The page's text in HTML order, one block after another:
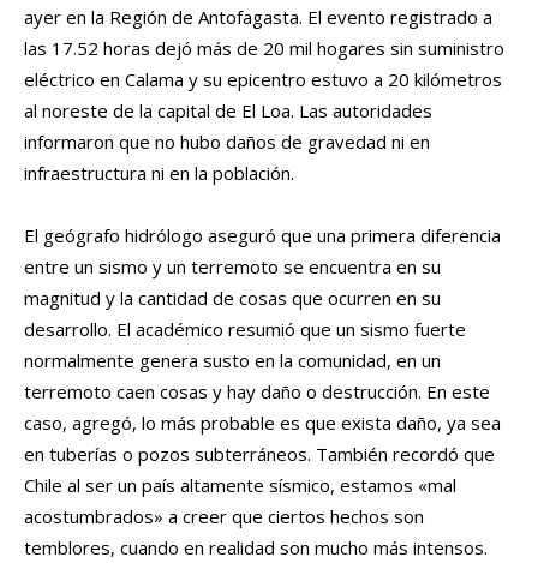
ayer en la Región de Antofagasta. El evento registrado a
las 17.52 horas dejó más de 20 mil hogares sin suministro
eléctrico en Calama y su epicentro estuvo a 20 kilómetros
al noreste de la capital de El Loa. Las autoridades
informaron que no hubo daños de gravedad ni en
infraestructura ni en la población.
El geógrafo hidrólogo aseguró que una primera diferencia
entre un sismo y un terremoto se encuentra en su
magnitud y la cantidad de cosas que ocurren en su
desarrollo. El académico resumió que un sismo fuerte
normalmente genera susto en la comunidad, en un
terremoto caen cosas y hay daño o destrucción. En este
caso, agregó, lo más probable es que exista daño, ya sea
en tuberías o pozos subterráneos. También recordó que
Chile al ser un país altamente sísmico, estamos «mal
acostumbrados» a creer que ciertos hechos son
temblores, cuando en realidad son mucho más intensos.